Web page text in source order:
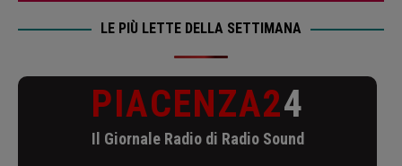
LE PIÙ LETTE DELLA SETTIMANA
PIACENZA24
Il Giornale Radio di Radio Sound